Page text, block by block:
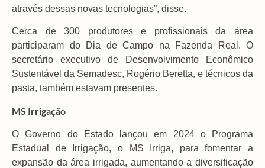
através dessas novas tecnologias”, disse.
Cerca de 300 produtores e profissionais da área
participaram do Dia de Campo na Fazenda Real. O
secretário executivo de Desenvolvimento Econômico
Sustentável da Semadesc, Rogério Beretta, e técnicos da
pasta, também estavam presentes.
MS Irrigação
O Governo do Estado lançou em 2024 o Programa
Estadual de Irrigação, o MS Irriga, para fomentar a
expansão da área irrigada, aumentando a diversificação